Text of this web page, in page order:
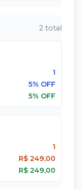
2 total
1
5% OFF
5% OFF
1
R$ 249,00
R$ 249,00